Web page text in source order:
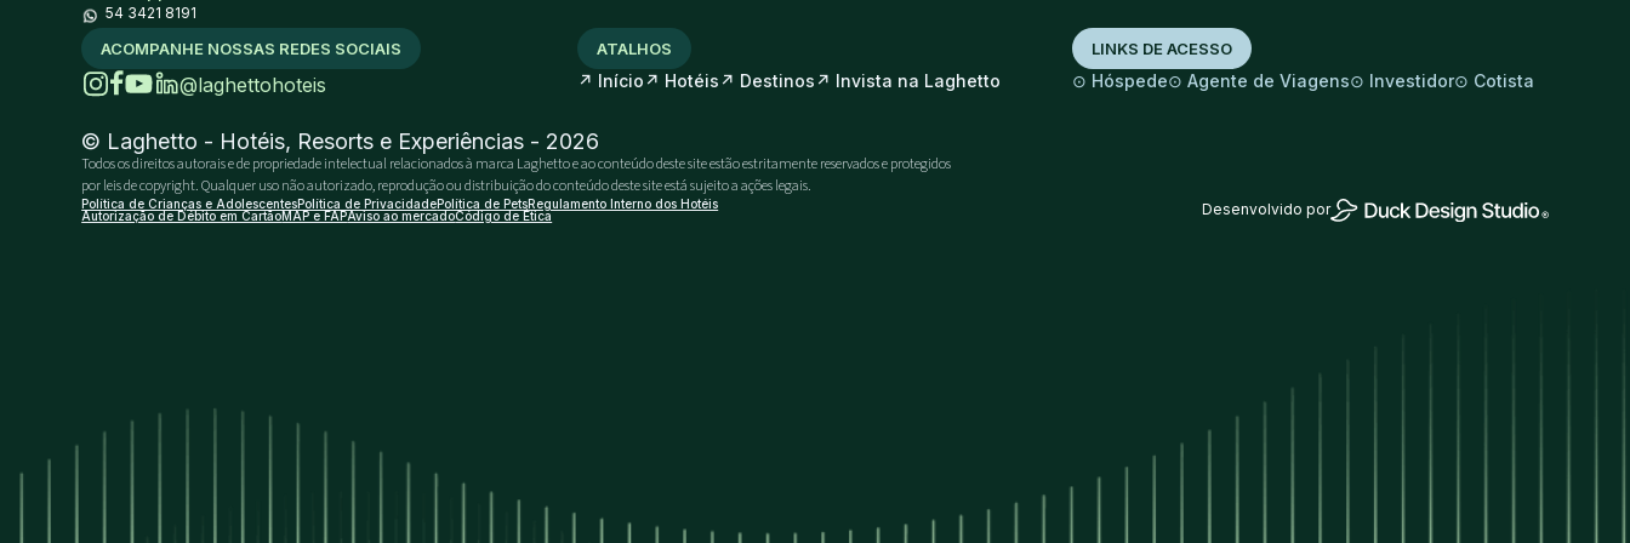
54 3421 8191
ACOMPANHE NOSSAS REDES SOCIAIS
@laghettohoteis
ATALHOS
↗ Início ↗ Hotéis ↗ Destinos ↗ Invista na Laghetto
LINKS DE ACESSO
⊙ Hóspede⊙ Agente de Viagens⊙ Investidor⊙ Cotista
© Laghetto - Hotéis, Resorts e Experiências - 2026
Todos os direitos autorais e de propriedade intelectual relacionados à marca Laghetto e ao conteúdo deste site estão estritamente reservados e protegidos
por leis de copyright. Qualquer uso não autorizado, reprodução ou distribuição do conteúdo deste site está sujeito a ações legais.
Política de Crianças e AdolescentesPolítica de PrivacidadePolítica de PetsRegulamento Interno dos Hotéis
Autorização de Débito em CartãoMAP e FAPAviso ao mercadoCódigo de Ética Desenvolvido por